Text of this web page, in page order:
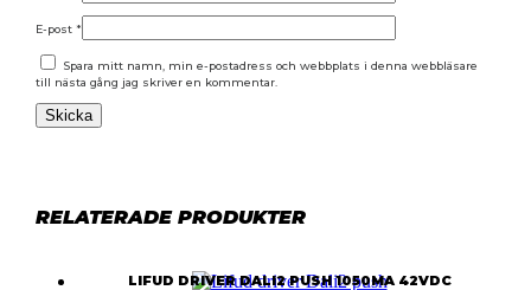
E-post *
Spara mitt namn, min e-postadress och webbplats i denna webbläsare
till nästa gång jag skriver en kommentar.
RELATERADE PRODUKTER
LIFUD DRIVER DALI2 PUSH 1050MA 42VDC